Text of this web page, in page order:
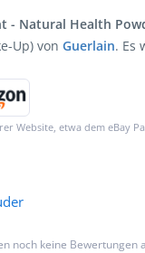
- Natural Health
Up) von Guerlain. Es
Website, etwa dem eBay
noch keine Bewertungen